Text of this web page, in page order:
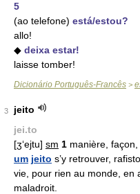
5
(ao telefone) está/estou?
allo!
◆ deixa estar!
laisse tomber!
Dicionário Português-Francês >
3
jeito
jei.to
[ʒ‘ejtu] sm 1 manière, façon,
um jeito s’y retrouver,
vie, pour rien au monde, en
maladroit.